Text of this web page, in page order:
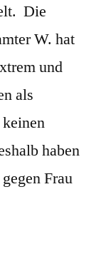
Die
W. hat
und
als
haben
Frau